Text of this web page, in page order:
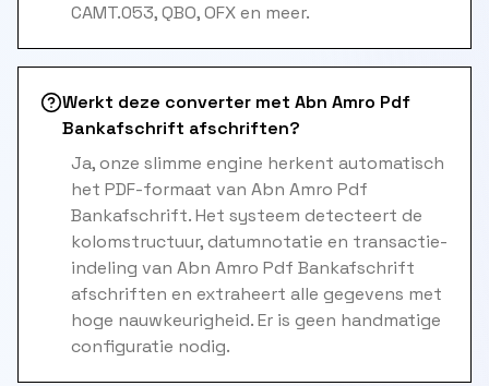
CAMT.053, QBO, OFX en meer.
Werkt deze converter met Abn Amro Pdf
Bankafschrift afschriften?
Ja, onze slimme engine herkent automatisch
het PDF-formaat van Abn Amro Pdf
Bankafschrift. Het systeem detecteert de
kolomstructuur, datumnotatie en transactie-
indeling van Abn Amro Pdf Bankafschrift
afschriften en extraheert alle gegevens met
hoge nauwkeurigheid. Er is geen handmatige
configuratie nodig.